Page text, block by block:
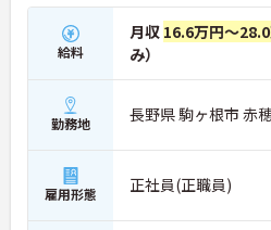
給料
月収 16.6万円～
み）
勤務地 長野県 駒ヶ根市 赤
雇用形態 正社員(正職員)